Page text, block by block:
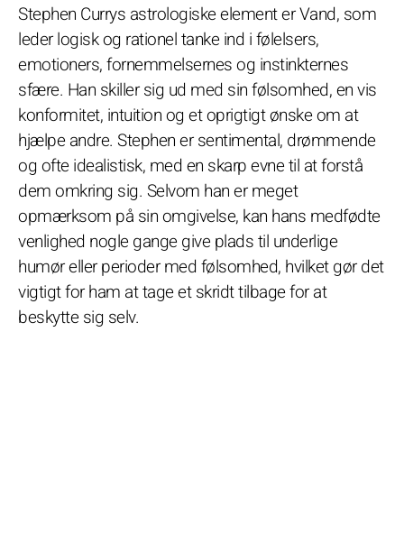
Stephen Currys astrologiske element er Vand, som
leder logisk og rationel tanke ind i følelsers,
emotioners, fornemmelsernes og instinkternes
sfære. Han skiller sig ud med sin følsomhed, en vis
konformitet, intuition og et oprigtigt ønske om at
hjælpe andre. Stephen er sentimental, drømmende
og ofte idealistisk, med en skarp evne til at forstå
dem omkring sig. Selvom han er meget
opmærksom på sin omgivelse, kan hans medfødte
venlighed nogle gange give plads til underlige
humør eller perioder med følsomhed, hvilket gør det
vigtigt for ham at tage et skridt tilbage for at
beskytte sig selv.